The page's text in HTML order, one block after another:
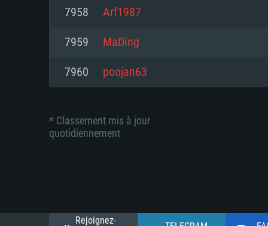
Disque dur: 23.1 Go (client
Disque dur: 62,2 Go (client
Connection: Connexion Internet
Disque dur: 62,2 Go (client
7958 Arf1987
7959 MaDing
7960 poojan63
* Classement mis à jour
quotidiennement
Rejoignez-